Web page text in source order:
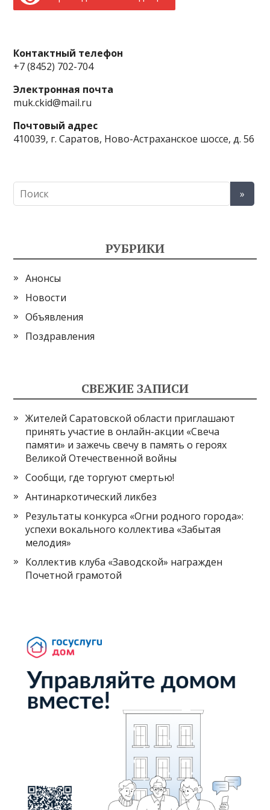
Контактный телефон
+7 (8452) 702-704
Электронная почта
muk.ckid@mail.ru
Почтовый адрес
410039, г. Саратов, Ново-Астраханское шоссе, д. 56
РУБРИКИ
Анонсы
Новости
Объявления
Поздравления
СВЕЖИЕ ЗАПИСИ
Жителей Саратовской области приглашают
принять участие в онлайн-акции «Свеча
памяти» и зажечь свечу в память о героях
Великой Отечественной войны
Сообщи, где торгуют смертью!
Антинаркотический ликбез
Результаты конкурса «Огни родного города»:
успехи вокального коллектива «Забытая
мелодия»
Коллектив клуба «Заводской» награжден
Почетной грамотой